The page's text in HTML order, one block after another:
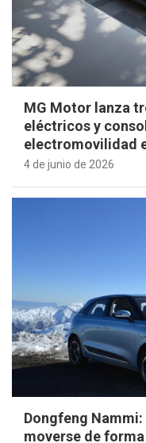
MG Motor lanza
eléctricos y
electromovilidad
4 de junio de 2026
Dongfeng
moverse de